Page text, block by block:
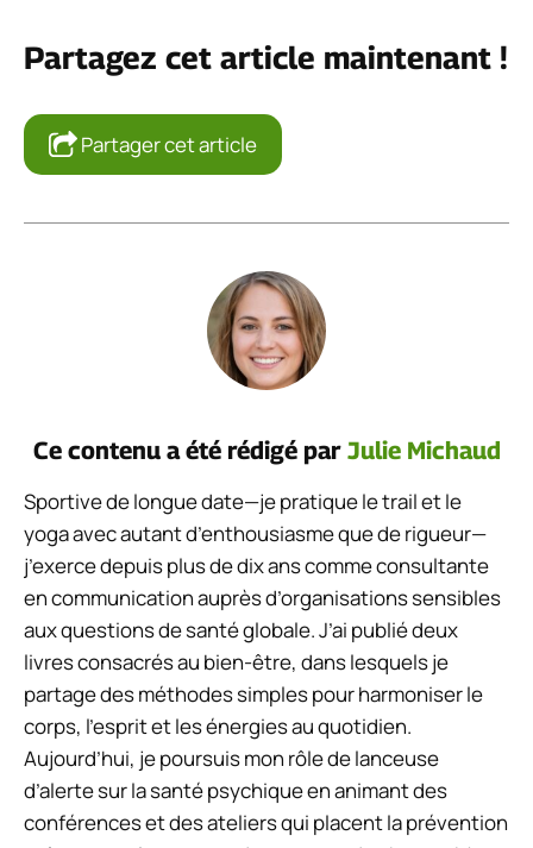
Partagez cet article maintenant !
Partager cet article
Ce contenu a été rédigé par Julie Michaud
Sportive de longue date—je pratique le trail et le
yoga avec autant d’enthousiasme que de rigueur—
j’exerce depuis plus de dix ans comme consultante
en communication auprès d’organisations sensibles
aux questions de santé globale. J’ai publié deux
livres consacrés au bien-être, dans lesquels je
partage des méthodes simples pour harmoniser le
corps, l’esprit et les énergies au quotidien.
Aujourd’hui, je poursuis mon rôle de lanceuse
d’alerte sur la santé psychique en animant des
conférences et des ateliers qui placent la prévention